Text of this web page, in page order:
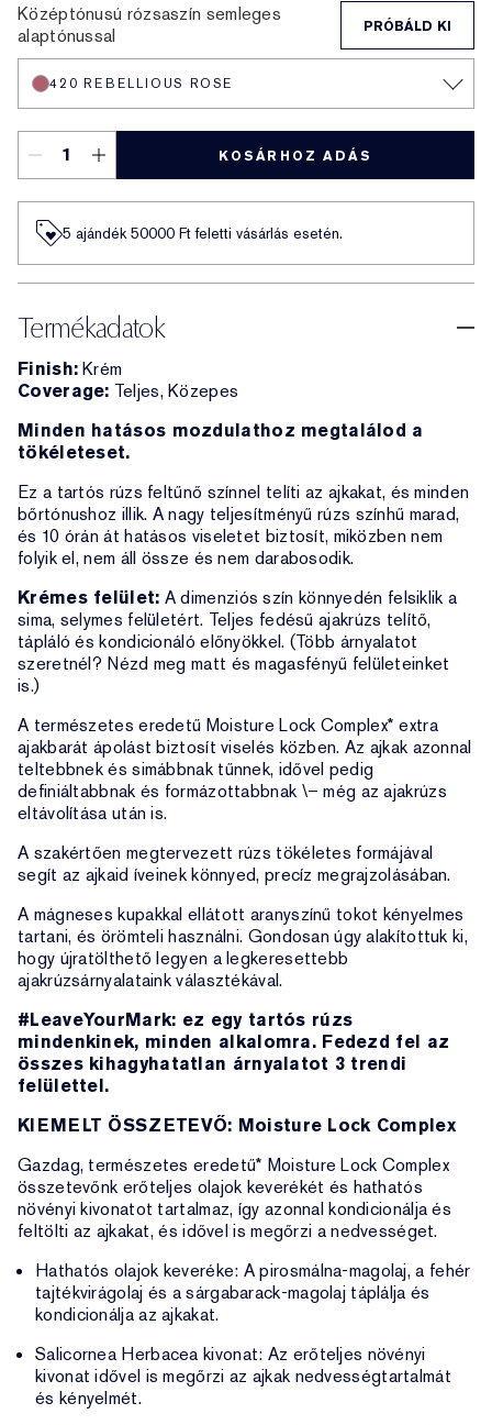
Középtónusú rózsaszín semleges
alaptónussal
PRÓBÁLD KI
420 REBELLIOUS ROSE
KOSÁRHOZ ADÁS
5 ajándék 50000​ Ft feletti vásárlás esetén.
Termékadatok
Finish:Krém
Coverage: Teljes, Közepes
Minden hatásos mozdulathoz megtalálod a
tökéleteset.
Ez a tartós rúzs feltűnő színnel telíti az ajkakat, és minden
bőrtónushoz illik. A nagy teljesítményű rúzs színhű marad,
és 10 órán át hatásos viseletet biztosít, miközben nem
folyik el, nem áll össze és nem darabosodik.
Krémes felület: A dimenziós szín könnyedén felsiklik a
sima, selymes felületért. Teljes fedésű ajakrúzs telítő,
tápláló és kondicionáló előnyökkel. (Több árnyalatot
szeretnél? Nézd meg matt és magasfényű felületeinket
is.)
A természetes eredetű Moisture Lock Complex* extra
ajakbarát ápolást biztosít viselés közben. Az ajkak azonnal
teltebbnek és simábbnak tűnnek, idővel pedig
definiáltabbnak és formázottabbnak \– még az ajakrúzs
eltávolítása után is.
A szakértően megtervezett rúzs tökéletes formájával
segít az ajkaid íveinek könnyed, precíz megrajzolásában.
A mágneses kupakkal ellátott aranyszínű tokot kényelmes
tartani, és örömteli használni. Gondosan úgy alakítottuk ki,
hogy újratölthető legyen a legkeresettebb
ajakrúzsárnyalataink választékával.
#LeaveYourMark: ez egy tartós rúzs
mindenkinek, minden alkalomra. Fedezd fel az
összes kihagyhatatlan árnyalatot 3 trendi
felülettel.
KIEMELT ÖSSZETEVŐ: Moisture Lock Complex
Gazdag, természetes eredetű* Moisture Lock Complex
összetevőnk erőteljes olajok keverékét és hathatós
növényi kivonatot tartalmaz, így azonnal kondicionálja és
feltölti az ajkakat, és idővel is megőrzi a nedvességet.
Hathatós olajok keveréke: A pirosmálna-magolaj, a fehér
tajtékvirágolaj és a sárgabarack-magolaj táplálja és
kondicionálja az ajkakat.
Salicornea Herbacea kivonat: Az erőteljes növényi
kivonat idővel is megőrzi az ajkak nedvességtartalmát
és kényelmét.